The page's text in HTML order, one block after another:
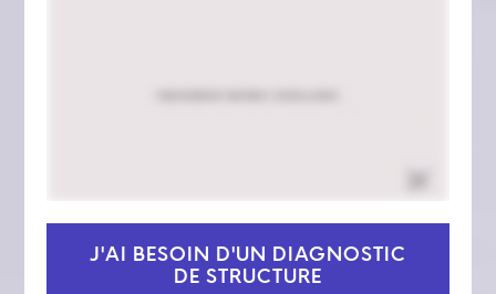
J'AI BESOIN D'UN DIAGNOSTIC
DE STRUCTURE